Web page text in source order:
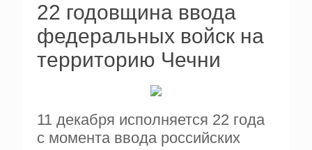
22 годовщина ввода
федеральных войск на
территорию Чечни
11 декабря исполняется 22 года
с момента ввода российских